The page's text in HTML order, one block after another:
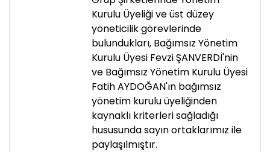
Kurulu Üyeliği ve üst düzey
yöneticilik görevlerinde
bulundukları, Bağımsız Yönetim
Kurulu Üyesi Fevzi ŞANVERDİ'nin
ve Bağımsız Yönetim Kurulu Üyesi
Fatih AYDOĞAN'ın bağımsız
yönetim kurulu üyeliğinden
kaynaklı kriterleri sağladığı
hususunda sayın ortaklarımız ile
paylaşılmıştır.